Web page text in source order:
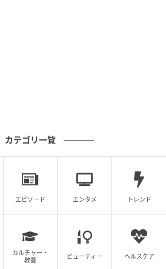
カテゴリ一覧
エピソード エンタメ トレンド
カルチャー・
教養
ビューティー ヘルスケア